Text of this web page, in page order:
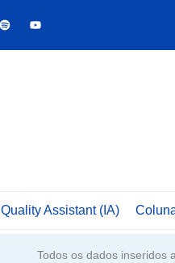
o
t
Quality Assistant (IA)
Todos os dados inseridos